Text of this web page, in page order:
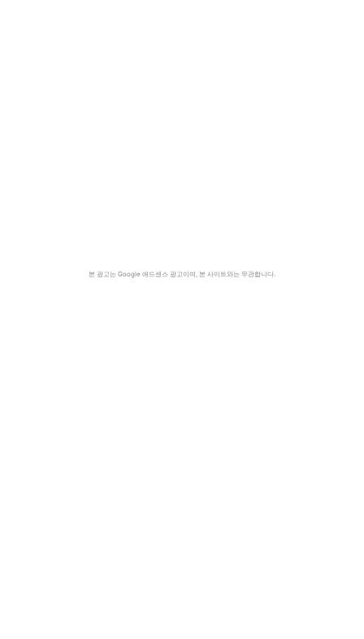
본 광고는 Google 애드센스 광고이며, 본 사이트와는 무관합니다.